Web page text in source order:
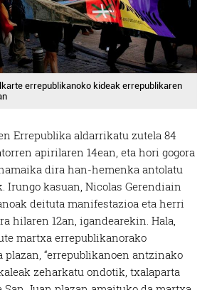
errepublikanoko kideak errepublikaren
Errepublika aldarrikatu zutela 84
apirilaren 14ean, eta hori gogora
dira han-hemenka antolatu
Irungo kasuan, Nicolas Gerendiain
deituta manifestazioa eta herri
hilaren 12an, igandearekin. Hala,
martxa errepublikanorako
plazan, “errepublikanoen antzinako
zeharkatu ondotik, txalaparta